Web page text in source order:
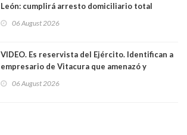
León: cumplirá arresto domiciliario total
06 August 2026
VIDEO. Es reservista del Ejército. Identifican a
empresario de Vitacura que amenazó y
al "ring raja". Se trata de Andrés Arrieta y la
06 August 2026